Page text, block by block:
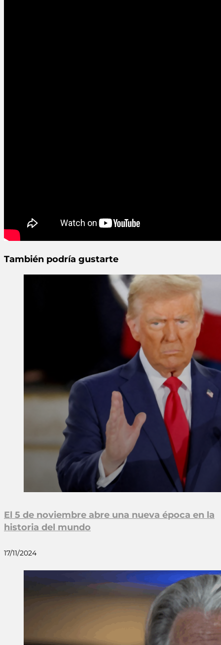
También podría gustarte
El 5 de noviembre abre una nueva época en la
historia del mundo
17/11/2024